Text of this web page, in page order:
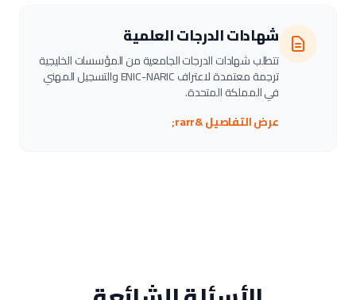
شهادات الدرجات العلمية
تتطلب شهادات الدرجات الجامعية من المؤسسات الخليجية
ترجمة معتمدة لاعتراف ENIC-NARIC والتسجيل المهني
في المملكة المتحدة.
عرض التفاصيل &rarr;